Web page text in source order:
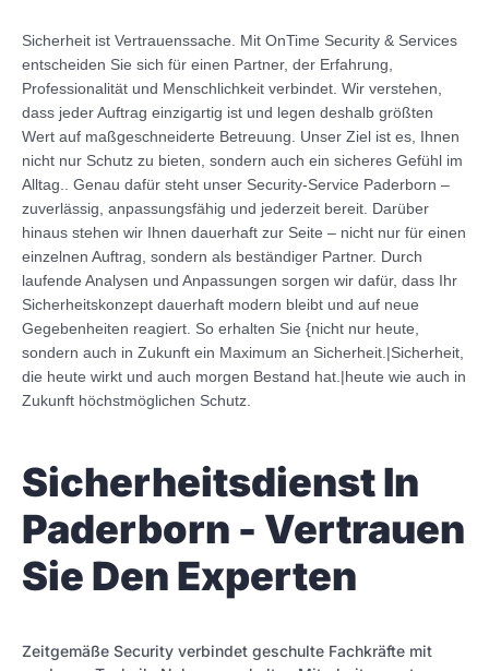
Sicherheit ist Vertrauenssache. Mit OnTime Security & Services
entscheiden Sie sich für einen Partner, der Erfahrung,
Professionalität und Menschlichkeit verbindet. Wir verstehen,
dass jeder Auftrag einzigartig ist und legen deshalb größten
Wert auf maßgeschneiderte Betreuung. Unser Ziel ist es, Ihnen
nicht nur Schutz zu bieten, sondern auch ein sicheres Gefühl im
Alltag.. Genau dafür steht unser Security-Service Paderborn –
zuverlässig, anpassungsfähig und jederzeit bereit. Darüber
hinaus stehen wir Ihnen dauerhaft zur Seite – nicht nur für einen
einzelnen Auftrag, sondern als beständiger Partner. Durch
laufende Analysen und Anpassungen sorgen wir dafür, dass Ihr
Sicherheitskonzept dauerhaft modern bleibt und auf neue
Gegebenheiten reagiert. So erhalten Sie {nicht nur heute,
sondern auch in Zukunft ein Maximum an Sicherheit.|Sicherheit,
die heute wirkt und auch morgen Bestand hat.|heute wie auch in
Zukunft höchstmöglichen Schutz.
Sicherheitsdienst In
Paderborn - Vertrauen
Sie Den Experten
Zeitgemäße Security verbindet geschulte Fachkräfte mit